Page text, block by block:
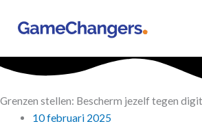
naar
inhoud
Grenzen stellen: Bescherm jezelf tegen
10 februari 2025